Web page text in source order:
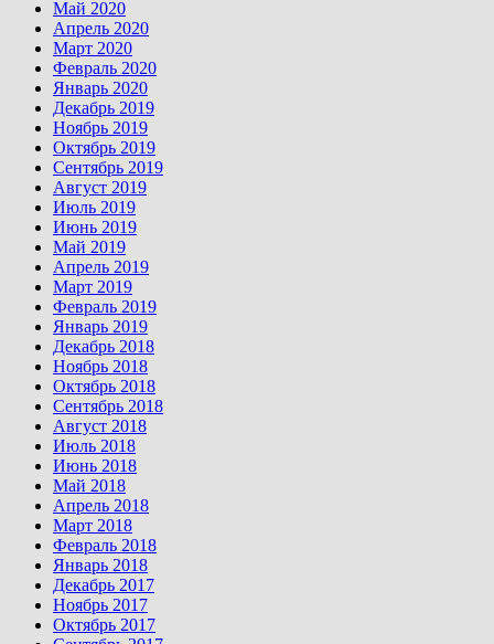
Май 2020
Апрель 2020
Март 2020
Февраль 2020
Январь 2020
Декабрь 2019
Ноябрь 2019
Октябрь 2019
Сентябрь 2019
Август 2019
Июль 2019
Июнь 2019
Май 2019
Апрель 2019
Март 2019
Февраль 2019
Январь 2019
Декабрь 2018
Ноябрь 2018
Октябрь 2018
Сентябрь 2018
Август 2018
Июль 2018
Июнь 2018
Май 2018
Апрель 2018
Март 2018
Февраль 2018
Январь 2018
Декабрь 2017
Ноябрь 2017
Октябрь 2017